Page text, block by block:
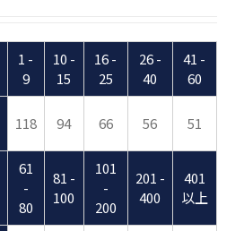
1 -
9
10 -
15
16 -
25
26 -
40
41 -
60
118 94 66 56 51
61
-
80
81 -
100
101
-
200
201 -
400
401
以上